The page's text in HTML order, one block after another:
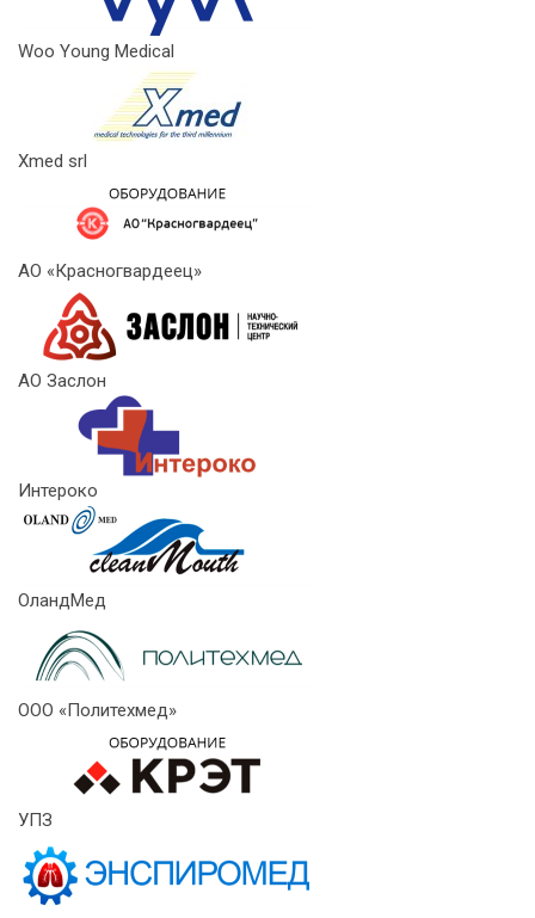
Woo Young Medical
Xmed srl
АО «Красногвардеец»
АО Заслон
Интероко
ОландМед
ООО «Политехмед»
УПЗ